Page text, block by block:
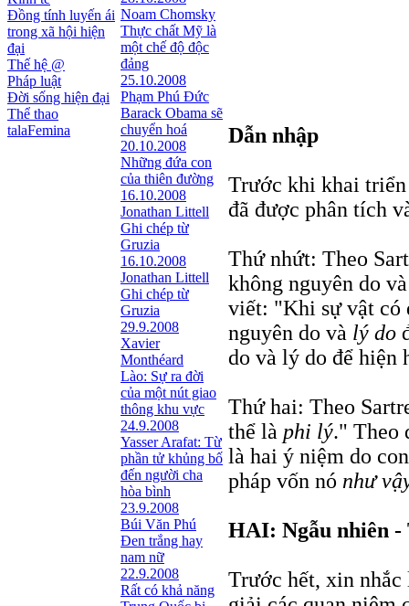
Đồng tính luyến ái
trong xã hội hiện
đại
Thế hệ @
Pháp luật
Đời sống hiện đại
Thể thao
talaFemina
Noam Chomsky
Thực chất Mỹ là
một chế độ độc
đảng
25.10.2008
Phạm Phú Đức
Barack Obama sẽ
chuyển hoá
20.10.2008
Những đứa con
của thiên đường
16.10.2008
Jonathan Littell
Ghi chép từ
Gruzia
16.10.2008
Jonathan Littell
Ghi chép từ
Gruzia
29.9.2008
Xavier
Monthéard
Lào: Sự ra đời
của một nút giao
thông khu vực
24.9.2008
Yasser Arafat: Từ
phần tử khủng bố
đến người cha
hòa bình
23.9.2008
Búi Văn Phú
Đen trắng hay
nam nữ
22.9.2008
Rất có khả năng
Dẫn nhập
Trước khi khai
đã được phân tích
Thứ nhứt: Theo
không nguyên do
viết: "Khi sự vật có
nguyên do và lý do
do và lý do để hiện
Thứ hai: Theo
thể là phi lý." Theo
là hai ý niệm do
pháp vốn nó như
HAI: Ngẫu nhiên -
Trước hết, xin